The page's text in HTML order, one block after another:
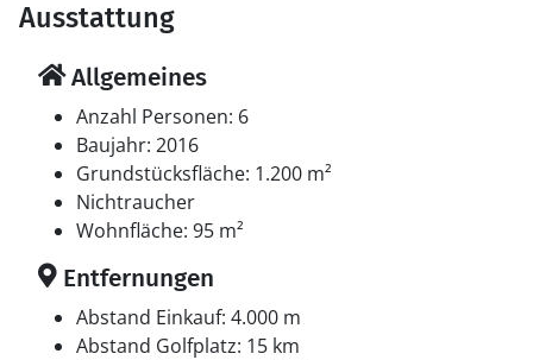
Ausstattung
Allgemeines
Anzahl Personen: 6
Baujahr: 2016
Grundstücksfläche: 1.200 m²
Nichtraucher
Wohnfläche: 95 m²
Entfernungen
Abstand Einkauf: 4.000 m
Abstand Golfplatz: 15 km